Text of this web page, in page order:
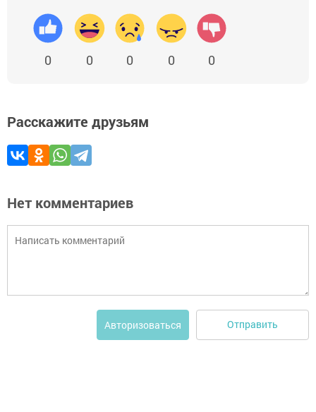
0 0 0 0 0
Расскажите друзьям
Нет комментариев
Авторизоваться Отправить